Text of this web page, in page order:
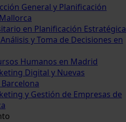
General y Planificación
en Planificación Estratégica
y Toma de Decisiones en
Humanos en Madrid
Digital y Nuevas
y Gestión de Empresas de